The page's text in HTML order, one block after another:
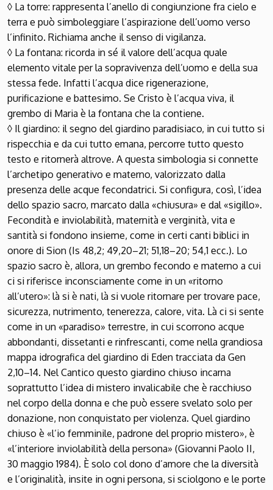
◊ La torre: rappresenta l’anello di congiunzione fra cielo e
terra e può simboleggiare l’aspirazione dell’uomo verso
l’infinito. Richiama anche il senso di vigilanza.
◊ La fontana: ricorda in sé il valore dell’acqua quale
elemento vitale per la sopravivenza dell’uomo e della sua
stessa fede. Infatti l’acqua dice rigenerazione,
purificazione e battesimo. Se Cristo è l’acqua viva, il
grembo di Maria è la fontana che la contiene.
◊ Il giardino: il segno del giardino paradisiaco, in cui tutto si
rispecchia e da cui tutto emana, percorre tutto questo
testo e ritornerà altrove. A questa simbologia si connette
l’archetipo generativo e materno, valorizzato dalla
presenza delle acque fecondatrici. Si configura, così, l’idea
dello spazio sacro, marcato dalla «chiusura» e dal «sigillo».
Fecondità e inviolabilità, maternità e verginità, vita e
santità si fondono insieme, come in certi canti biblici in
onore di Sion (Is 48,2; 49,20–21; 51,18–20; 54,1 ecc.). Lo
spazio sacro è, allora, un grembo fecondo e materno a cui
ci si riferisce inconsciamente come in un «ritorno
all’utero»: là si è nati, là si vuole ritornare per trovare pace,
sicurezza, nutrimento, tenerezza, calore, vita. Là ci si sente
come in un «paradiso» terrestre, in cui scorrono acque
abbondanti, dissetanti e rinfrescanti, come nella grandiosa
mappa idrografica del giardino di Eden tracciata da Gen
2,10–14. Nel Cantico questo giardino chiuso incarna
soprattutto l’idea di mistero invalicabile che è racchiuso
nel corpo della donna e che può essere svelato solo per
donazione, non conquistato per violenza. Quel giardino
chiuso è «l’io femminile, padrone del proprio mistero», è
«l’interiore inviolabilità della persona» (Giovanni Paolo II,
30 maggio 1984). È solo col dono d’amore che la diversità
e l’originalità, insite in ogni persona, si sciolgono e le porte